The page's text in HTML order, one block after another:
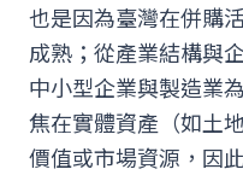
也是因為臺灣在併購
成熟；從產業結構與
中小型企業與製造業
焦在實體資產（如土
價值或市場資源，因